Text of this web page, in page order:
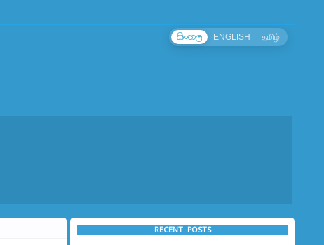
සිංහල ENGLISH தமிழ்
RECENT POSTS